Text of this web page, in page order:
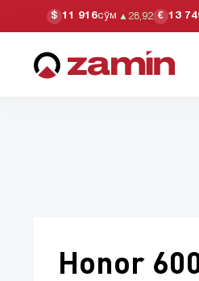
$ 11 916сўм ▲ 28,92 € 13
Honor